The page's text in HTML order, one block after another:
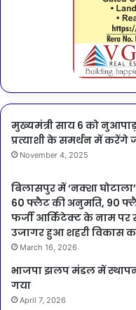
मुख्यमंत्री साय 6 को
प्रत्याशी के समर्थन में करेंगे
November 4, 2025
बिलासपुर में ‘नक्शा
60 फ्लैट की अनुमति, 90
फर्जी आर्किटेक्ट के नाम पर
उजागर हुआ शहरी विकास
March 16, 2026
भाजपा झलप मंडल में
गया
April 7, 2026